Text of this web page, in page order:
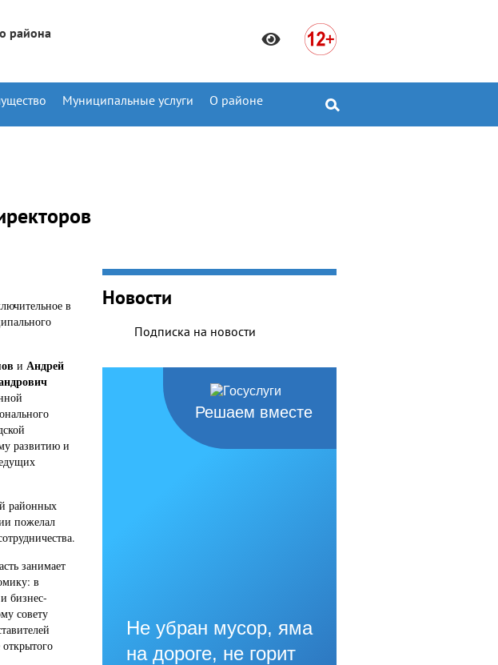
района
Муниципальные услуги О районе
в
и Андрей
развитию и
районных
пожелал
занимает
в
бизнес-
совету
Новости
Подписка на новости
Решаем вместе
Не убран мусор, яма
на дороге, не горит